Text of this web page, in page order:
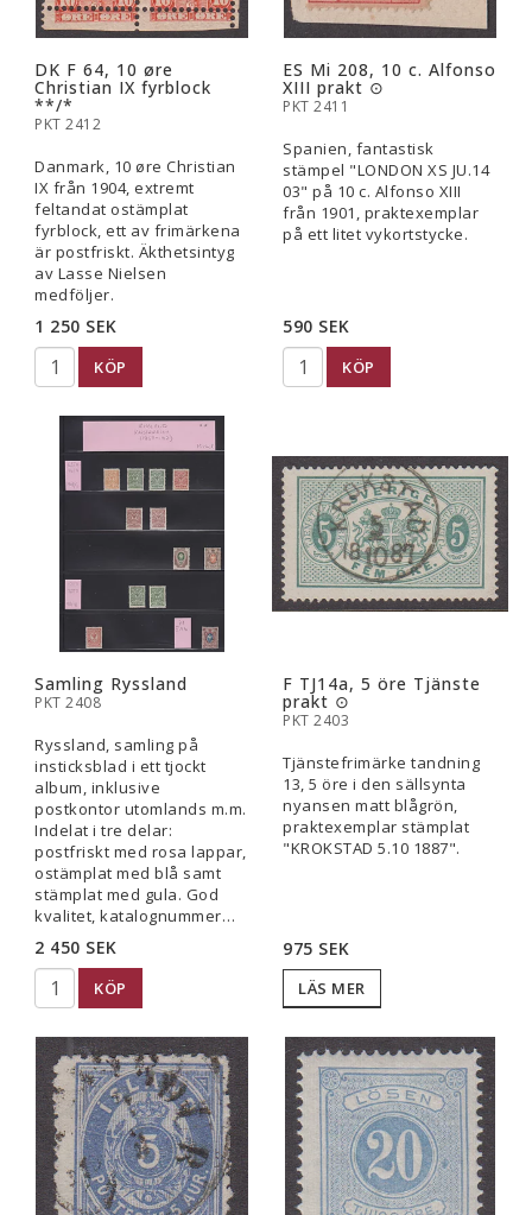
DK F 64, 10 øre
Christian IX fyrblock
**/*
PKT 2412
Danmark, 10 øre Christian
IX från 1904, extremt
feltandat ostämplat
fyrblock, ett av frimärkena
är postfriskt. Äkthetsintyg
av Lasse Nielsen
medföljer.
1 250 SEK
KÖP
ES Mi 208, 10 c. Alfonso
XIII prakt ⊙
PKT 2411
Spanien, fantastisk
stämpel "LONDON XS JU.14
03" på 10 c. Alfonso XIII
från 1901, praktexemplar
på ett litet vykortstycke.
590 SEK
KÖP
Samling Ryssland
PKT 2408
Ryssland, samling på
insticksblad i ett tjockt
album, inklusive
postkontor utomlands m.m.
Indelat i tre delar:
postfriskt med rosa lappar,
ostämplat med blå samt
stämplat med gula. God
kvalitet, katalognummer…
2 450 SEK
KÖP
F TJ14a, 5 öre Tjänste
prakt ⊙
PKT 2403
Tjänstefrimärke tandning
13, 5 öre i den sällsynta
nyansen matt blågrön,
praktexemplar stämplat
"KROKSTAD 5.10 1887".
975 SEK
LÄS MER